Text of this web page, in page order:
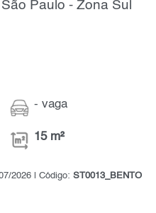
Paulo - Zona Sul
- vaga
15 m²
2026 | Código: ST0013_BENTO